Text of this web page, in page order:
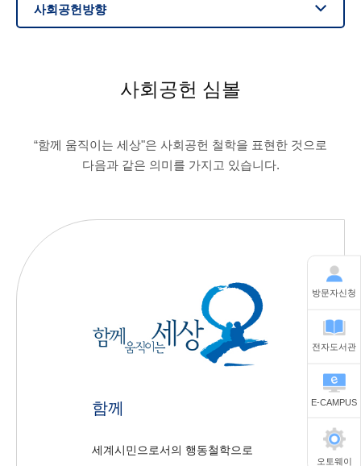
방문자신청
전자도서관
E-CAMPUS
오토웨이
사회공헌방향
사회공헌 심볼
“함께 움직이는 세상"은 사회공헌 철학을 표현한 것으로
다음과 같은 의미를 가지고 있습니다.
함께
세계시민으로서의 행동철학으로